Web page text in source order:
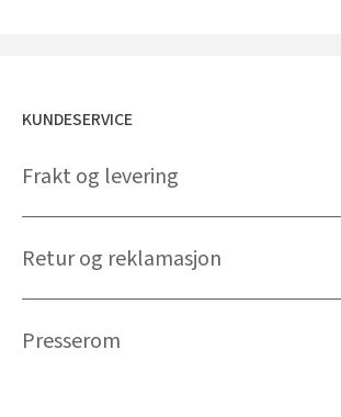
KUNDESERVICE
Frakt og levering
Retur og reklamasjon
Presserom